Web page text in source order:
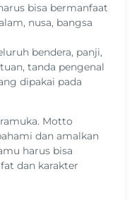
bisa bermanfaat
nusa, bangsa
bendera, panji,
tanda pengenal
dipakai pada
Motto
dan amalkan
harus bisa
dan karakter